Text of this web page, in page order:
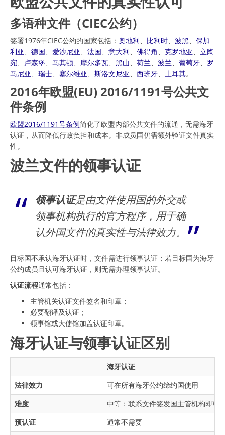
多语种文件（CIEC公约）
签署1976年CIEC公约的国家包括： 奥地利 比利时 波黑
保加
利亚
德国 爱沙尼亚 法国 意大利 佛得角 克罗地亚
立陶
宛
卢森堡 马其顿 摩尔多瓦 黑山 荷兰 波兰 葡萄牙
罗
马尼亚
瑞士 塞尔维亚 斯洛文尼亚 西班牙 土耳其。
2016年欧盟(EU) 2016/1191号公共文
件条例
欧盟2016/1191号条例简化了欧盟内部公共文件的流通，无需海牙
认证，从而降低行政负担和成本。非成员国仍需额外验证文件真实
性。
波兰文件的领事认证
领事认证是由文件使用国的外交或
领事机构执行的官方程序，用于确
认外国文件的真实性与法律效力。
目标国不承认海牙认证时，文件需进行领事认证；若目标国为海牙
公约成员且认可海牙认证，则无需办理领事认证。
认证流程通常包括：
主管机关认证文件签名和印章；
必要翻译及认证；
领事馆或大使馆加盖认证印章。
海牙认证与领事认证区别
海牙认证
法律效力
可在所有海牙公约缔约国使用
难度
中等：联系文件签发国主管机构即可
预认证
通常不需要